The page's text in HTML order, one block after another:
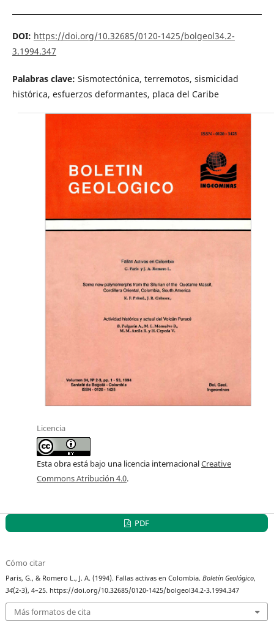
DOI: https://doi.org/10.32685/0120-1425/bolgeol34.2-
3.1994.347
Palabras clave: Sismotectónica, terremotos, sismicidad
histórica, esfuerzos deformantes, placa del Caribe
Licencia
Esta obra está bajo una licencia internacionalCreative
Commons Atribución 4.0.
PDF
Cómo citar
Paris, G., & Romero L., J. A. (1994). Fallas activas en Colombia.Boletín Geológico,
34(2-3), 4–25. https://doi.org/10.32685/0120-1425/bolgeol34.2-3.1994.347
Más formatos de cita